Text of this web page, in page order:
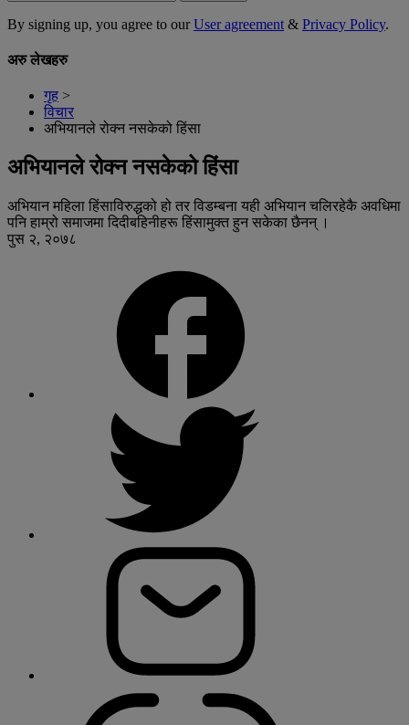
By signing up, you agree to ourUser agreement & Privacy Policy.
अरु लेखहरु
गृह >
विचार
अभियानले रोक्न नसकेको हिंसा
अभियानले रोक्न नसकेको हिंसा
अभियान महिला हिंसाविरुद्धको हो तर विडम्बना यही अभियान चलिरहेकै अवधिमा
पनि हाम्रो समाजमा दिदीबहिनीहरू हिंसामुक्त हुन सकेका छैनन् ।
पुस २, २०७८